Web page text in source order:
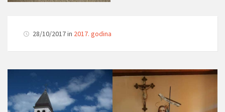
28/10/2017 in 2017. godina